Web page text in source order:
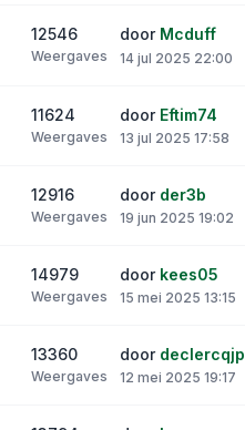
12546
Weergaves
door Mcduff
14 jul 2025 22:00
11624
Weergaves
door Eftim74
13 jul 2025 17:58
12916
Weergaves
door der3b
19 jun 2025 19:02
14979
Weergaves
door kees05
15 mei 2025 13:15
13360
Weergaves
door declercqjp
12 mei 2025 19:17